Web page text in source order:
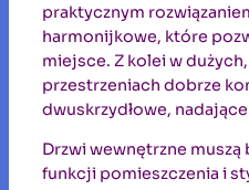
praktycznym
harmonijkowe, które
miejsce. Z kolei w
przestrzeniach dobrze
dwuskrzydłowe,
Drzwi wewnętrzne
funkcji pomieszczenia i